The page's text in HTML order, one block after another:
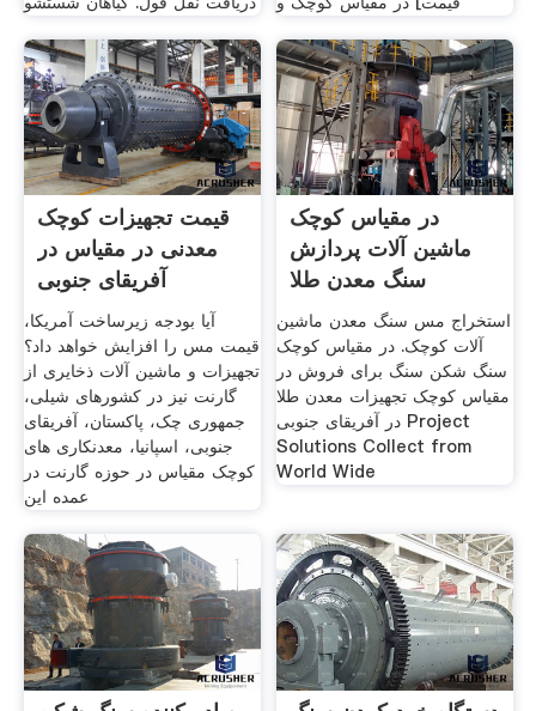
قیمت تجهیزات کوچک
معدنی در مقیاس در
آفریقای جنوبی
آیا بودجه زیرساخت آمریکا،
قیمت مس را افزایش خواهد داد؟
تجهيزات و ماشين آلات ذخایری از
گارنت نیز در کشورهای شیلی،
جمهوری چک، پاکستان، آفریقای
جنوبی، اسپانیا، معدنکاری های
کوچک مقیاس در حوزه گارنت در
عمده این
در مقیاس کوچک
ماشین آلات پردازش
سنگ معدن طلا
استخراج مس سنگ معدن ماشین
آلات کوچک. در مقیاس کوچک
سنگ شکن سنگ برای فروش در
مقیاس کوچک تجهیزات معدن طلا
در آفریقای جنوبی Project
Solutions Collect from
World Wide